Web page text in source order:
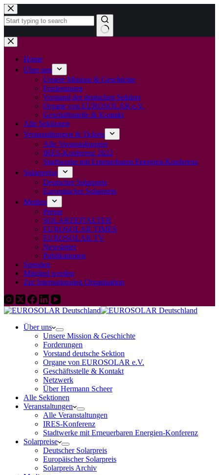
Zum
Inhalt
springen
Keine
Ergebnisse
Home
Über uns
Unsere Mission & Geschichte
Forderungen
Vorstand der deutschen Sektion
Organe von EUROSOLAR e.V.
Geschäftsstelle & Kontakt
Alle Sektionen
Veranstaltungen & Tickets
Alle Veranstaltungen
IRES-Konferenz 2022
Stadtwerke mit Erneuerbaren Energien-Konferenz
Solarpreise
Deutscher Solarpreis
Europäischer Solarpreis
Medien
Presse
SOLARZEITALTER
EUROSOLAR TIMES
EUROSOLAR TV
Newsletter
Publikationen
Spenden
Mitglied werden
Zur Internationalen Organisation
Über uns
Unsere Mission & Geschichte
Forderungen
Vorstand deutsche Sektion
Organe von EUROSOLAR e.V.
Geschäftsstelle & Kontakt
Netzwerk
Über Hermann Scheer
Alle Sektionen
Veranstaltungen
Alle Veranstaltungen
IRES-Konferenz
Stadtwerke mit Erneuerbaren Energien-Konferenz
Solarpreise
Deutscher Solarpreis
Europäischer Solarpreis
Solarpreis Archiv